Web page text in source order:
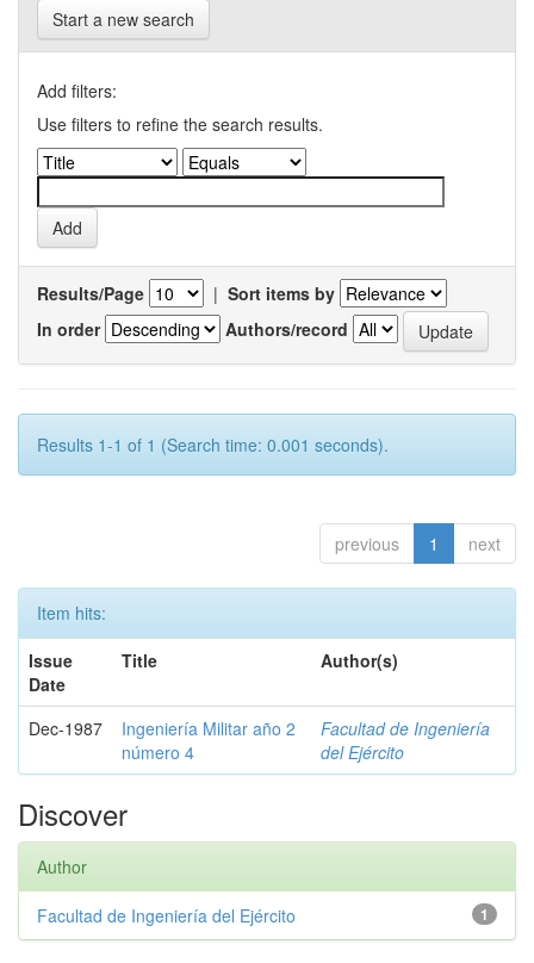
Start a new search
Add filters:
Use filters to refine the search results.
Results/Page | Sort items by
In order
Authors/record
Results 1-1 of 1 (Search time: 0.001 seconds).
previous 1 next
Item hits:
Issue
Date
Title Author(s)
Dec-1987
Ingeniería Militar año 2
número 4
Facultad de Ingeniería
del Ejército
Discover
Author
1
Facultad de Ingeniería del Ejército